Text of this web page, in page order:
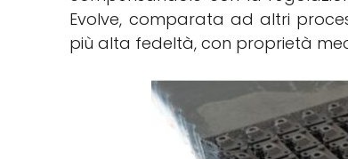
Evolve, comparata ad altri
più alta fedeltà, con proprietà